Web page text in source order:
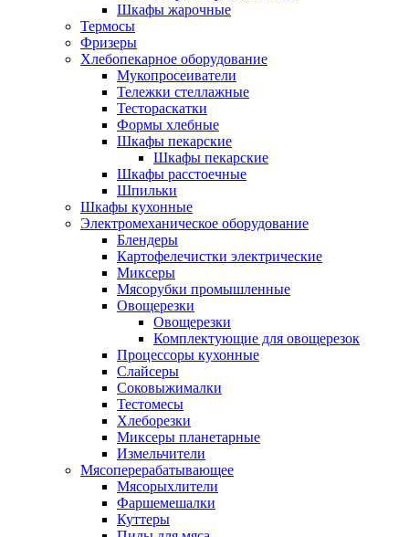
Шкафы жарочные
Термосы
Фризеры
Хлебопекарное оборудование
Мукопросеиватели
Тележки стеллажные
Тестораскатки
Формы хлебные
Шкафы пекарские
Шкафы пекарские
Шкафы расстоечные
Шпильки
Шкафы кухонные
Электромеханическое оборудование
Блендеры
Картофелечистки электрические
Миксеры
Мясорубки промышленные
Овощерезки
Овощерезки
Комплектующие для овощерезок
Процессоры кухонные
Слайсеры
Соковыжималки
Тестомесы
Хлеборезки
Миксеры планетарные
Измельчители
Мясоперерабатывающее
Мясорыхлители
Фаршемешалки
Куттеры